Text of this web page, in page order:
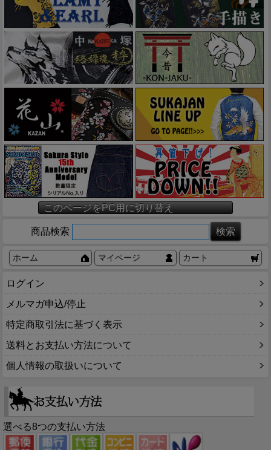
このページをPC用に切り替え
商品検索
ホーム マイページ カート
ログイン
メルマガ申込/停止
特定商取引法に基づく表示
送料とお支払い方法について
個人情報の取扱いについて
選べる8つの支払い方法